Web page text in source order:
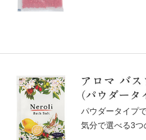
パウダータイプ
気分で選べる3つ